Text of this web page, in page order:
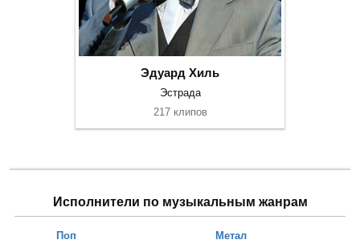
Эдуард Хиль
Эстрада
217 клипов
Исполнители по музыкальным жанрам
Поп
Метал